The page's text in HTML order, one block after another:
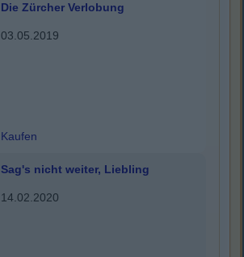
Die Zürcher Verlobung
03.05.2019
Kaufen
Sag's nicht weiter, Liebling
14.02.2020